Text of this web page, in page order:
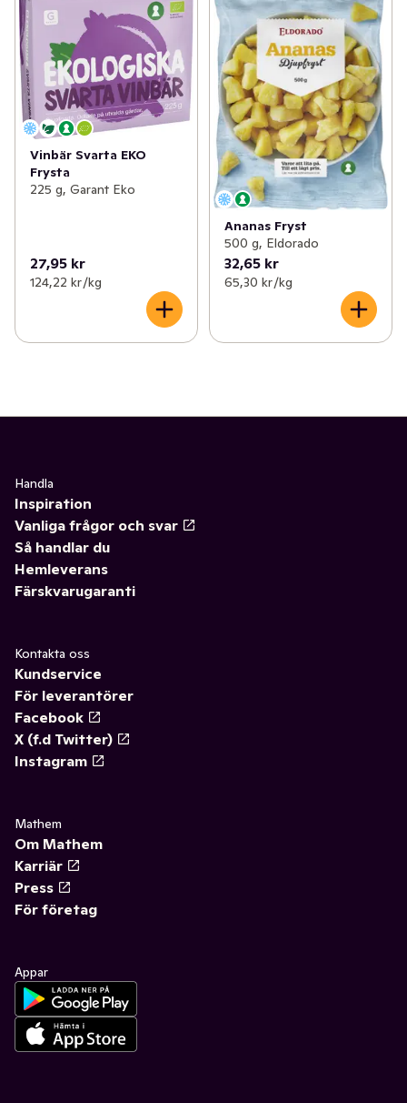
Vinbär Svarta EKO
Frysta
225 g, Garant Eko
27,95 kr
124,22 kr /kg
Ananas Fryst
500 g, Eldorado
32,65 kr
65,30 kr /kg
Handla
Inspiration
Vanliga frågor och svar
Så handlar du
Hemleverans
Färskvarugaranti
Kontakta oss
Kundservice
För leverantörer
Facebook
X (f.d Twitter)
Instagram
Mathem
Om Mathem
Karriär
Press
För företag
Appar